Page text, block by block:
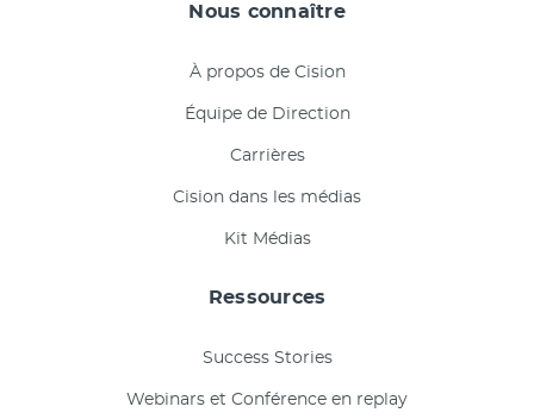
Nous connaître
À propos de Cision
Équipe de Direction
Carrières
Cision dans les médias
Kit Médias
Ressources
Success Stories
Webinars et Conférence en replay